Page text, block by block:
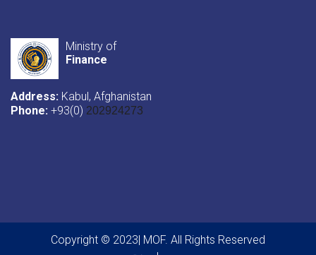
Ministry of
Finance
Address: Kabul, Afghanistan
Phone: +93(0) 202924273
Copyright © 2023| MOF. All Rights Reserved